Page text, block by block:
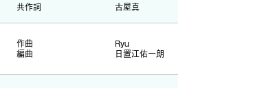
共作詞 古屋真
作曲
Ryu
編曲
日置江佑一朗